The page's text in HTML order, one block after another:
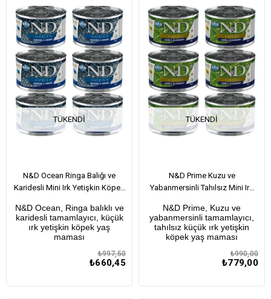
TÜKENDI
N&D Ocean Ringa Balığı ve
Karidesli Mini Irk Yetişkin Köpek
N&D Ocean, Ringa balıklı ve
karidesli tamamlayıcı, küçük
ırk yetişkin köpek yaş
maması
₺660,45
₺997,50
TÜKENDI
N&D Prime Kuzu ve
Yabanmersinli Tahılsız Mini Irk
Gr x 6 Adet
N&D Prime, Kuzu ve
yabanmersinli tamamlayıcı,
tahılsız küçük ırk yetişkin
köpek yaş maması
₺779,00
₺990,00